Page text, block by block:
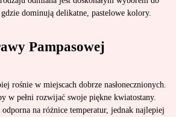
dominują delikatne, pastelowe kolory.
Pampasowej
rośnie w miejscach dobrze nasłonecznionych.
w pełni rozwijać swoje piękne kwiatostany.
na różnice temperatur, jednak najlepiej